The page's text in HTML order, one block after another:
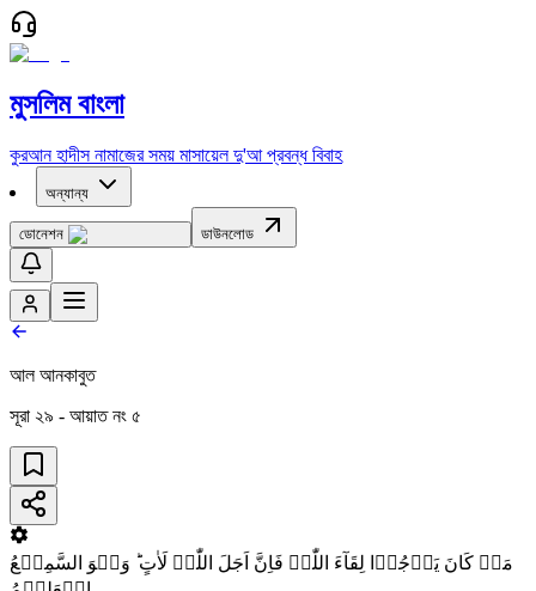
মুসলিম বাংলা
কুরআন হাদীস নামাজের সময় মাসায়েল দু'আ প্রবন্ধ বিবাহ
অন্যান্য
ডোনেশন ডাউনলোড
আল আনকাবুত
সূরা ২৯ - আয়াত নং ৫
مَنۡ کَانَ یَرۡجُوۡا لِقَآءَ اللّٰہِ فَاِنَّ اَجَلَ اللّٰہِ لَاٰتٍ ؕ وَہُوَ السَّمِیۡعُ